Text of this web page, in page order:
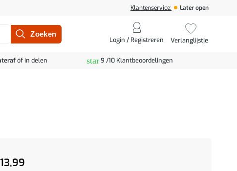
Klantenservice: Later open
Login / Registreren Verlanglijstje
óf in delen star9 /10 Klantbeoordelingen